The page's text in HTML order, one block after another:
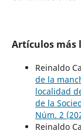
Artículos más
Reinaldo
de la
localidad
de la
Núm. 2
Reinaldo